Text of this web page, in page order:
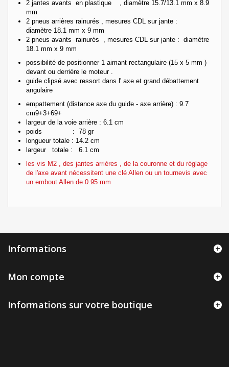
2 jantes avants en plastique , diamètre 15.7/13.1 mm x 8.9
mm
2 pneus arrières rainurés , mesures CDL sur jante :
diamètre 18.1 mm x 9 mm
2 pneus avants rainurés , mesures CDL sur jante : diamètre
18.1 mm x 9 mm
possibilité de positionner 1 aimant rectangulaire (15 x 5 mm )
devant ou derrière le moteur .
guide clipsé avec ressort dans l' axe et grand débattement
angulaire
empattement (distance axe du guide - axe arrière) : 9.7
cm9+3+69+
largeur de la voie arrière : 6.1 cm
poids : 78 gr
longueur totale : 14.2 cm
largeur totale : 6.1 cm
les vis M2 , des jantes arrières , de la couronne et du réglage
de l'axe avant nécessitent une clé Allen ou un tournevis avec
un embout Allen de 0.95 mm
Informations
Mon compte
Informations sur votre boutique